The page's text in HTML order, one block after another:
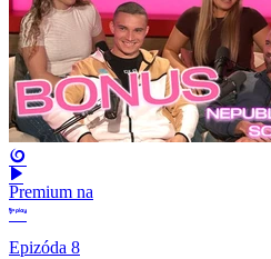
Premium na
Epizóda 8